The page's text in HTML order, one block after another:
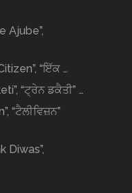
Ajube”,
“ਇੱਕ …
“ਟ੍ਰੇਨ ਡਕੈਤੀ” …
“ਟੈਲੀਵਿਜ਼ਨ”
Diwas”,